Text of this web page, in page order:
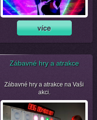
Zábavné hry a atrakce
Zábavné hry a atrakce na Vaši
akci.